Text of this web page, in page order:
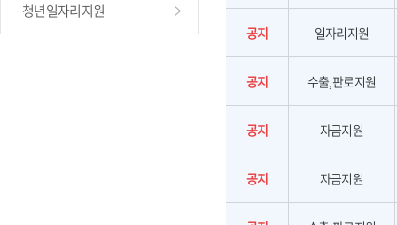
청년일자리지원
공지 일자리지원
공지 수출,판로지원
공지 자금지원
공지 자금지원